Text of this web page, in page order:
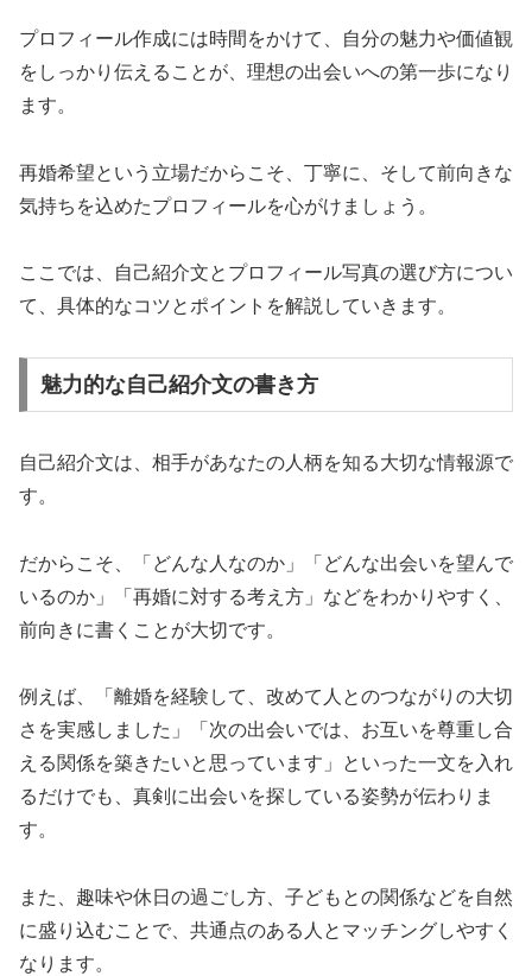
プロフィール作成には時間をかけて、自分の魅力や価値観
をしっかり伝えることが、理想の出会いへの第一歩になり
ます。
再婚希望という立場だからこそ、丁寧に、そして前向きな
気持ちを込めたプロフィールを心がけましょう。
ここでは、自己紹介文とプロフィール写真の選び方につい
て、具体的なコツとポイントを解説していきます。
魅力的な自己紹介文の書き方
自己紹介文は、相手があなたの人柄を知る大切な情報源で
す。
だからこそ、「どんな人なのか」「どんな出会いを望んで
いるのか」「再婚に対する考え方」などをわかりやすく、
前向きに書くことが大切です。
例えば、「離婚を経験して、改めて人とのつながりの大切
さを実感しました」「次の出会いでは、お互いを尊重し合
える関係を築きたいと思っています」といった一文を入れ
るだけでも、真剣に出会いを探している姿勢が伝わりま
す。
また、趣味や休日の過ごし方、子どもとの関係などを自然
に盛り込むことで、共通点のある人とマッチングしやすく
なります。